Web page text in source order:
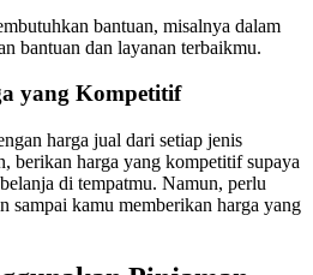
bantuan, misalnya dalam
bantuan dan layanan terbaikmu.
yang Kompetitif
harga jual dari setiap jenis
berikan harga yang kompetitif supaya
di tempatmu. Namun, perlu
sampai kamu memberikan harga yang